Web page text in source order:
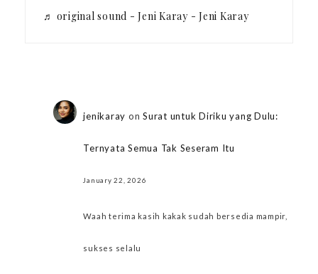
♬ original sound - Jeni Karay - Jeni Karay
jenikaray on Surat untuk Diriku yang Dulu:
Ternyata Semua Tak Seseram Itu
January 22, 2026
Waah terima kasih kakak sudah bersedia mampir,
sukses selalu